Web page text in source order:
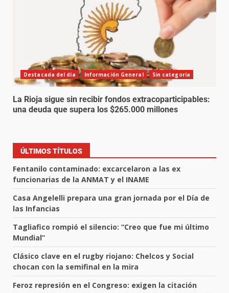
Destacada del día Información General Sin categoría
La Rioja sigue sin recibir fondos extracoparticipables:
una deuda que supera los $265.000 millones
ÚLTIMOS TÍTULOS
Fentanilo contaminado: excarcelaron a las ex
funcionarias de la ANMAT y el INAME
Casa Angelelli prepara una gran jornada por el Día de
las Infancias
Tagliafico rompió el silencio: “Creo que fue mi último
Mundial”
Clásico clave en el rugby riojano: Chelcos y Social
chocan con la semifinal en la mira
Feroz represión en el Congreso: exigen la citación